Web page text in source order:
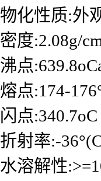
物化性质:外
密度:2.08g/
沸点
熔点:174-
闪点:340.7oC
折射率:-
水溶解性